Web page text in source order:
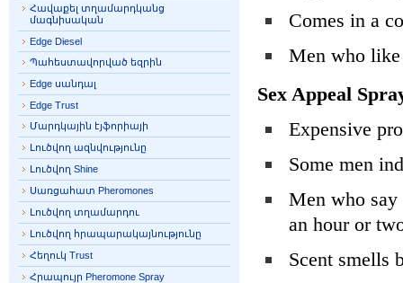
Comes in a
Men who like
Sex Appeal
Expensive
Some men
Men who
an hour or
Scent smells
Հավաքել տղամարդկանց
մագնիսական
Edge Diesel
Պահեստավորված եզրին
Edge սանդալ
Edge Trust
Մարդկային էյֆորիայի
Լուծվող ազնվությունը
Լուծվող Shine
Սառցահատ Pheromones
Լուծվող տղամարդու
Լուծվող հրապարակայնությունը
Հեղուկ Trust
Հրապույր Pheromone Spray